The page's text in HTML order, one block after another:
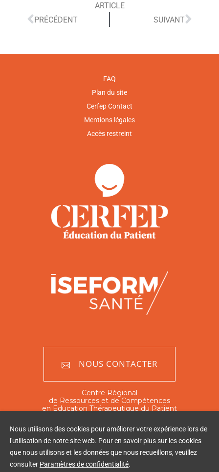
ARTICLE
PRÉCÉDENT
SUIVANT
FAQ
Plan du site
Cerfep Contact
Mentions légales
Accès restreint
NOUS CONTACTER
Centre Régional
de Ressources et de Compétences
en Education Thérapeutique du Patient
351 rue Ambroise Paré
Tél : 03 20 16 03 60
Nous utilisons des cookies pour améliorer votre expérience lors de
l'utilisation de notre site web. Pour en savoir plus sur les cookies
que nous utilisons et les données que nous recueillons, veuillez
consulter Paramètres de confidentialité.